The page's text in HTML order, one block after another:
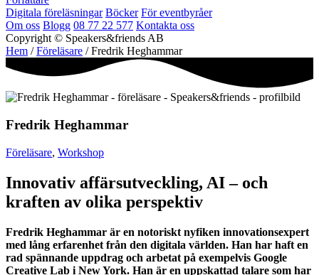
Digitala föreläsningar Böcker För eventbyråer
Om oss Blogg 08 77 22 577 Kontakta oss
Copyright © Speakers&friends AB
Hem /Föreläsare / Fredrik Heghammar
Fredrik Heghammar
Föreläsare, Workshop
Innovativ affärsutveckling, AI – och
kraften av olika perspektiv
Fredrik Heghammar är en notoriskt nyfiken innovationsexpert
med lång erfarenhet från den digitala världen. Han har haft en
rad spännande uppdrag och arbetat på exempelvis Google
Creative Lab i New York. Han är en uppskattad talare som har